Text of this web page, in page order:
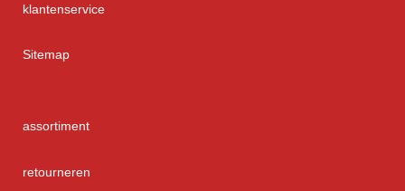
klantenservice
Sitemap
assortiment
retourneren